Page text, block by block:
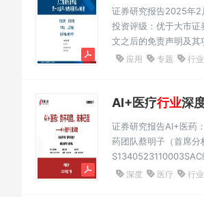
证券研究报告2025年2
投资评级：优于大市
文之后的免责声明及
工具，但随着需求增
应用 专题 行业
AI+医疗行业深
证券研究报告AI+医药
药团队蔡明子（首席分
有望突破千亿美元，
深度 医疗 行业